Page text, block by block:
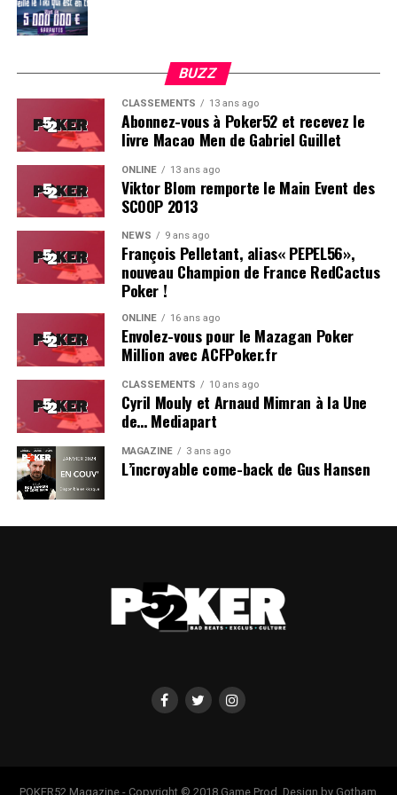
Soleau à gauche, sorti par Logghe au centre
BUZZ
CLASSEMENTS 13 ans ago
Abonnez-vous à Poker52 et recevez le
livre Macao Men de Gabriel Guillet
ONLINE 13 ans ago
Viktor Blom remporte le Main Event des
SCOOP 2013
NEWS 9 ans ago
François Pelletant, alias« PEPEL56»,
nouveau Champion de France RedCactus
Poker !
ONLINE 16 ans ago
Envolez-vous pour le Mazagan Poker
Million avec ACFPoker.fr
CLASSEMENTS 10 ans ago
Cyril Mouly et Arnaud Mimran à la Une
de… Mediapart
MAGAZINE 3 ans ago
L’incroyable come-back de Gus Hansen
POKER52 Magazine - Copyright © 2018 Game Prod. Design by Gotham